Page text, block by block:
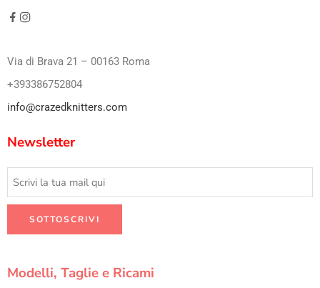
Via di Brava 21 – 00163 Roma
+393386752804
info@crazedknitters.com
Newsletter
Modelli, Taglie e Ricami